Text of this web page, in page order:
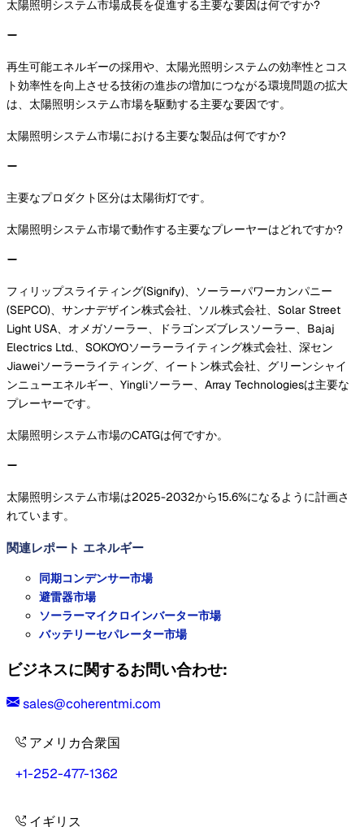
太陽照明システム市場成長を促進する主要な要因は何ですか?
再生可能エネルギーの採用や、太陽光照明システムの効率性とコス
ト効率性を向上させる技術の進歩の増加につながる環境問題の拡大
は、太陽照明システム市場を駆動する主要な要因です。
太陽照明システム市場における主要な製品は何ですか?
主要なプロダクト区分は太陽街灯です。
太陽照明システム市場で動作する主要なプレーヤーはどれですか?
フィリップスライティング(Signify)、ソーラーパワーカンパニー
(SEPCO)、サンナデザイン株式会社、ソル株式会社、Solar Street
Light USA、オメガソーラー、ドラゴンズブレスソーラー、Bajaj
Electrics Ltd.、SOKOYOソーラーライティング株式会社、深セン
Jiaweiソーラーライティング、イートン株式会社、グリーンシャイ
ンニューエネルギー、Yingliソーラー、Array Technologiesは主要な
プレーヤーです。
太陽照明システム市場のCATGは何ですか。
太陽照明システム市場は2025-2032から15.6%になるように計画さ
れています。
関連レポート エネルギー
同期コンデンサー市場
避雷器市場
ソーラーマイクロインバーター市場
バッテリーセパレーター市場
ビジネスに関するお問い合わせ:
sales@coherentmi.com
アメリカ合衆国
+1-252-477-1362
イギリス